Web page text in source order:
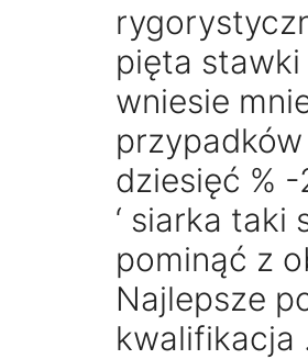
pięta stawki
wniesie
dziesięć %
‘ siarka taki
pominąć z
Najlepsze
kwalifikacja